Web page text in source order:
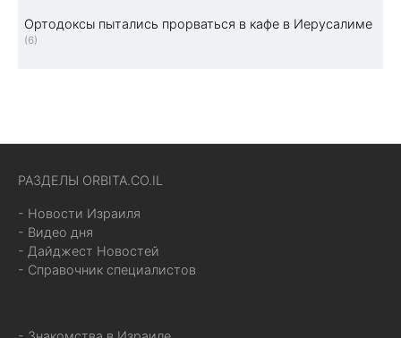
Ортодоксы пытались прорваться в кафе в Иерусалиме
(6)
РАЗДЕЛЫ ORBITA.CO.IL
- Новости Израиля
- Видео дня
- Дайджест Новостей
- Справочник специалистов